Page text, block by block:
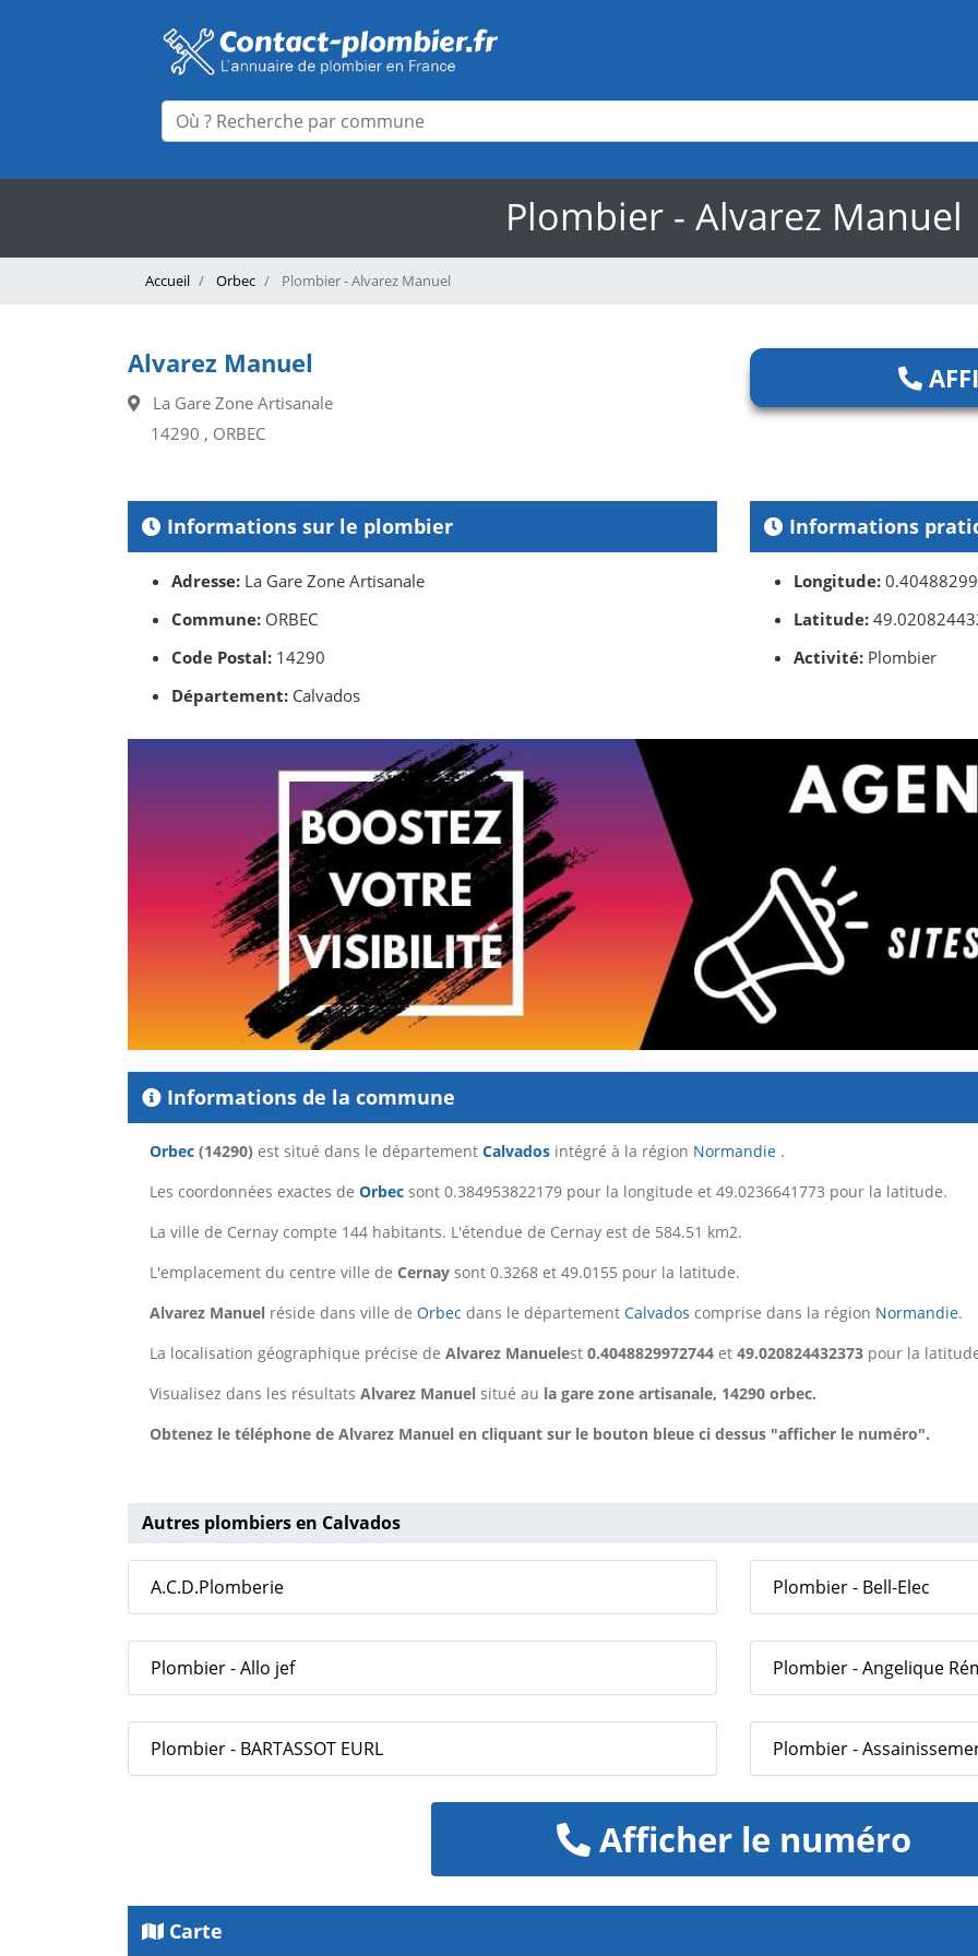
Plombier - Alvarez Manuel
Accueil Orbec Plombier - Alvarez Manuel
Alvarez Manuel
La Gare Zone Artisanale
14290 , ORBEC
Informations sur le plombier
Adresse: La Gare Zone Artisanale
Commune: ORBEC
Code Postal: 14290
Département: Calvados
Informations
Longitude:
Latitude:
Activité: Plombier
Informations de la commune
Orbec (14290) est situé dans le département Calvados intégré à la région Normandie .
Les coordonnées exactes de Orbec sont 0.384953822179 pour la longitude et 49.0236641773 pour la latitude.
La ville de Cernay compte 144 habitants. L'étendue de Cernay est de 584.51 km2.
L'emplacement du centre ville de Cernay sont 0.3268 et 49.0155 pour la latitude.
Alvarez Manuel réside dans ville de Orbec dans le département Calvados comprise dans la région Normandie.
La localisation géographique précise de Alvarez Manuelest 0.4048829972744 et 49.020824432373 pour la
Visualisez dans les résultats Alvarez Manuel situé au la gare zone artisanale, 14290 orbec.
Obtenez le téléphone de Alvarez Manuel en cliquant sur le bouton bleue ci dessus "afficher le numéro".
Autres plombiers en Calvados
A.C.D.Plomberie Plombier - Bell-Elec
Plombier - Allo jef Plombier - Angelique
Plombier - BARTASSOT EURL Plombier -
Afficher le numéro
Carte